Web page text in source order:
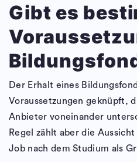
Gibt es
Der Erhalt eines
Voraussetzungen geknüpft,
Anbieter voneinander
Regel zählt aber die
Job nach dem Studium als